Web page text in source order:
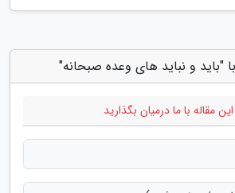
"باید و نباید های وعده صبحانه"
مقاله با ما درمیان بگذارید